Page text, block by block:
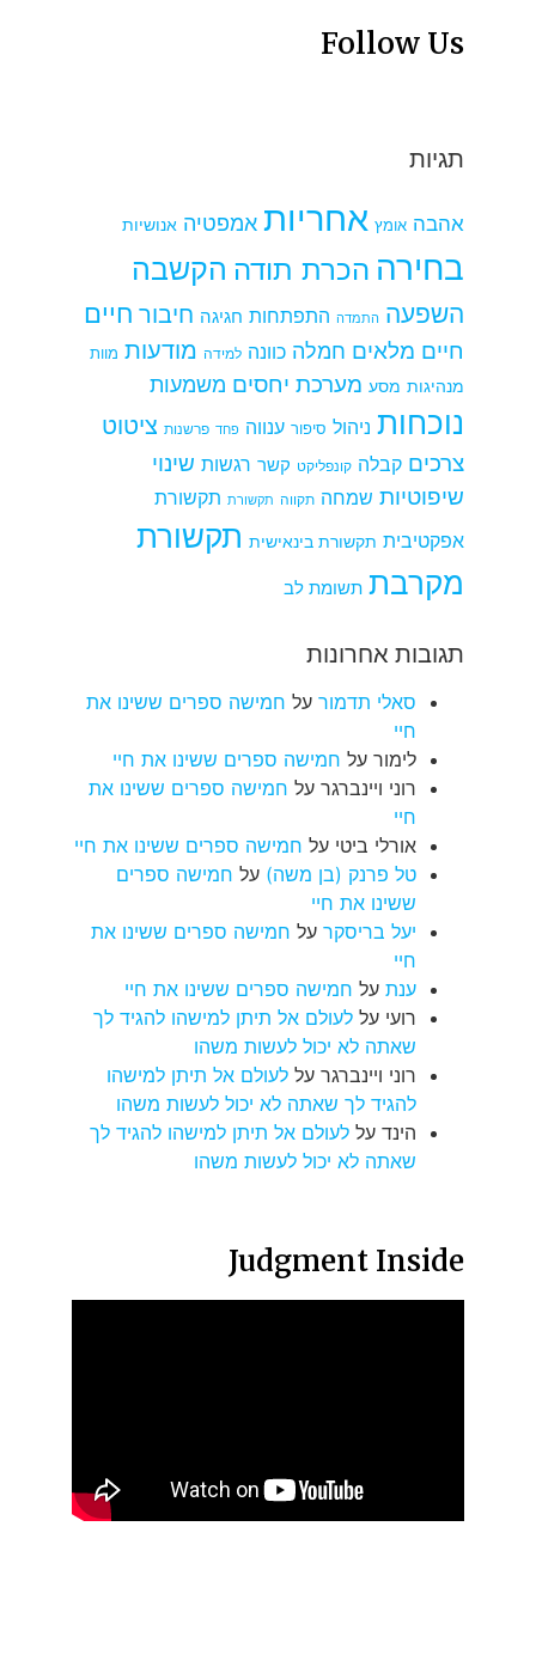
Follow Us
תגיות
אהבה אומץ אחריות אמפטיה אנושיות
בחירה הכרת תודה הקשבה
השפעה התמדה התפתחות חגיגה חיבור חיים
חיים מלאים חמלה כוונה למידה מודעות מוות
מנהיגות מסע מערכת יחסים משמעות
נוכחות ניהול סיפור ענווה פחד פרשנות ציטוט
צרכים קבלה קונפליקט קשר רגשות שינוי
שיפוטיות שמחה תקווה תקשורת תקשורת
אפקטיבית תקשורת בינאישית תקשורת
מקרבת תשומת לב
תגובות אחרונות
סאלי תדמור על חמישה ספרים ששינו את
חיי
לימור על חמישה ספרים ששינו את חיי
רוני ויינברגר על חמישה ספרים ששינו את
חיי
אורלי ביטי על חמישה ספרים ששינו את חיי
טל פרנק (בן משה) על חמישה ספרים
ששינו את חיי
יעל בריסקר על חמישה ספרים ששינו את
חיי
ענת על חמישה ספרים ששינו את חיי
רועי על לעולם אל תיתן למישהו להגיד לך
שאתה לא יכול לעשות משהו
רוני ויינברגר על לעולם אל תיתן למישהו
להגיד לך שאתה לא יכול לעשות משהו
הינד על לעולם אל תיתן למישהו להגיד לך
שאתה לא יכול לעשות משהו
Judgment Inside